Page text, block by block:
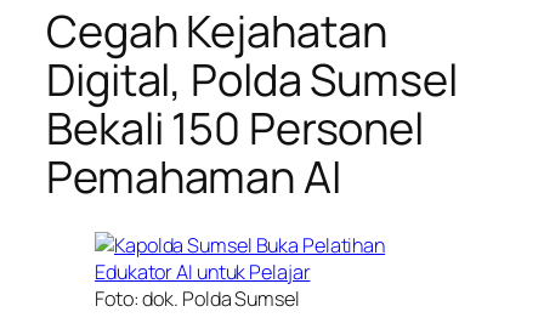
Cegah Kejahatan
Digital, Polda Sumsel
Bekali 150 Personel
Pemahaman AI
Foto: dok. Polda Sumsel